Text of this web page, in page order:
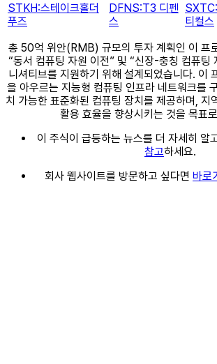
STKH:스테이크홀더
푸즈
DFNS:T3 디펜
스
티컬스
총 50억 위안(RMB) 규모의 투자 계획인 이 프
“동서 컴퓨팅 자원 이전” 및 “신장-충칭 컴퓨팅
니셔티브를 지원하기 위해 설계되었습니다. 이
을 아우르는 지능형 컴퓨팅 인프라 네트워크를
치 가능한 표준화된 컴퓨팅 장치를 제공하며, 지
활용 효율을 향상시키는 것을 목표
이 주식이 급등하는 뉴스를 더 자세히 알
참고하세요.
회사 웹사이트를 방문하고 싶다면 바로